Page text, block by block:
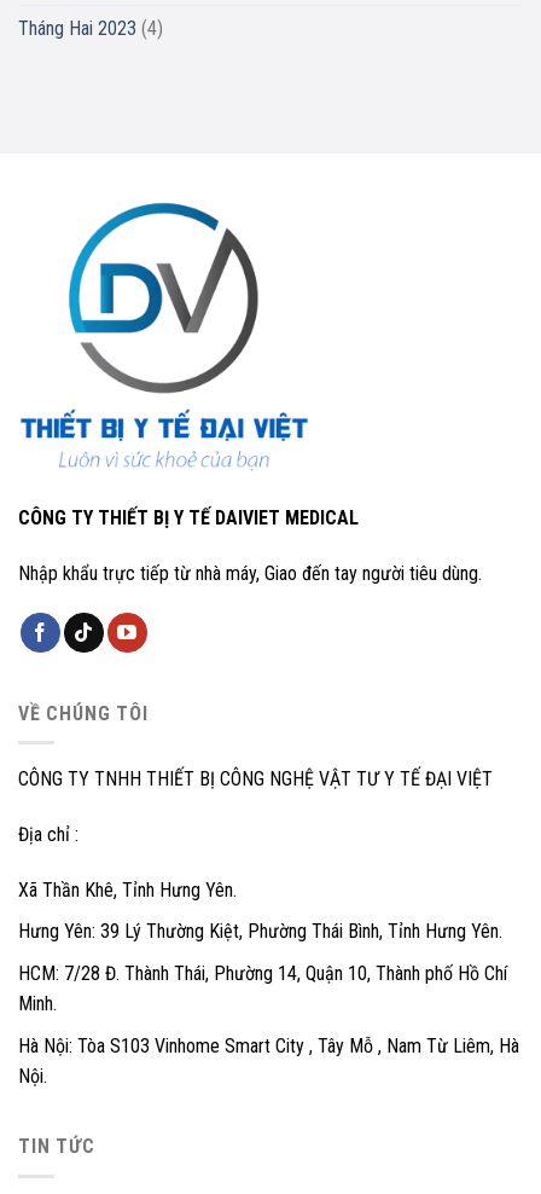
Tháng Hai 2023 (4)
CÔNG TY THIẾT BỊ Y TẾ DAIVIET MEDICAL
Nhập khẩu trực tiếp từ nhà máy, Giao đến tay người tiêu dùng.
VỀ CHÚNG TÔI
CÔNG TY TNHH THIẾT BỊ CÔNG NGHỆ VẬT TƯ Y TẾ ĐẠI VIỆT
Địa chỉ :
Xã Thần Khê, Tỉnh Hưng Yên.
Hưng Yên: 39 Lý Thường Kiệt, Phường Thái Bình, Tỉnh Hưng Yên.
HCM: 7/28 Đ. Thành Thái, Phường 14, Quận 10, Thành phố Hồ Chí
Minh.
Hà Nội: Tòa S103 Vinhome Smart City , Tây Mỗ , Nam Từ Liêm, Hà
Nội.
TIN TỨC